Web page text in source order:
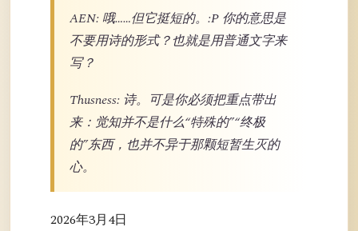
AEN: 哦……但它挺短的。:P 你的意思是
不要用诗的形式？也就是用普通文字来
写？
Thusness: 诗。可是你必须把重点带出
来：觉知并不是什么“特殊的”“终极
的”东西，也并不异于那颗短暂生灭的
心。
2026年3月4日